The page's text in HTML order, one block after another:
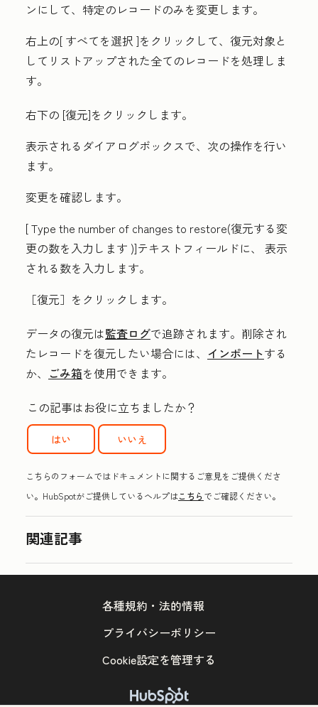
ンにして、特定のレコードのみを変更します。
右上の[ すべてを選択 ]をクリックして、復元対象と
してリストアップされた全てのレコードを処理しま
す。
右下の [復元]をクリックします。
表示されるダイアログボックスで、次の操作を行い
ます。
変更を確認します。
[Type the number of changes to restore(復元する変
更の数を入力します )]テキストフィールドに、 表示
される数を入力します。
［復元］ をクリックします。
データの復元は監査ログで追跡されます。削除され
たレコードを復元したい場合には、 インポートする
か、 ごみ箱を使用できます。
この記事はお役に立ちましたか？
はい いいえ
こちらのフォームではドキュメントに関するご意見をご提供くださ
い。HubSpotがご提供しているヘルプはこちらでご確認ください。
関連記事
各種規約・法的情報
プライバシーポリシー
Cookie設定を管理する